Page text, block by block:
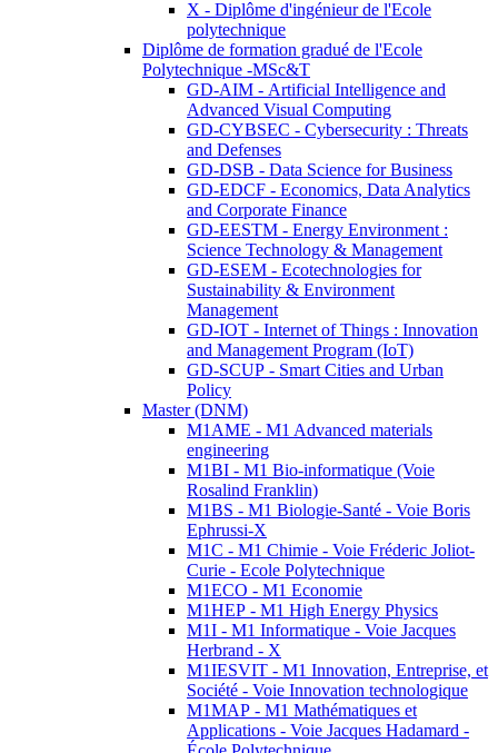
X - Diplôme d'ingénieur de l'Ecole
polytechnique
Diplôme de formation gradué de l'Ecole
Polytechnique -MSc&T
GD-AIM - Artificial Intelligence and
Advanced Visual Computing
GD-CYBSEC - Cybersecurity : Threats
and Defenses
GD-DSB - Data Science for Business
GD-EDCF - Economics, Data Analytics
and Corporate Finance
GD-EESTM - Energy Environment :
Science Technology & Management
GD-ESEM - Ecotechnologies for
Sustainability & Environment
Management
GD-IOT - Internet of Things : Innovation
and Management Program (IoT)
GD-SCUP - Smart Cities and Urban
Policy
Master (DNM)
M1AME - M1 Advanced materials
engineering
M1BI - M1 Bio-informatique (Voie
Rosalind Franklin)
M1BS - M1 Biologie-Santé - Voie Boris
Ephrussi-X
M1C - M1 Chimie - Voie Fréderic Joliot-
Curie - Ecole Polytechnique
M1ECO - M1 Economie
M1HEP - M1 High Energy Physics
M1I - M1 Informatique - Voie Jacques
Herbrand - X
M1IESVIT - M1 Innovation, Entreprise, et
Société - Voie Innovation technologique
M1MAP - M1 Mathématiques et
Applications - Voie Jacques Hadamard -